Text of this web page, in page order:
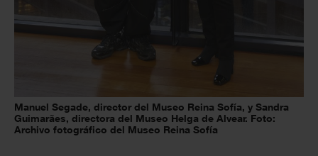
Manuel Segade, director del Museo Reina Sofía, y Sandra
Guimarães, directora del Museo Helga de Alvear. Foto:
Archivo fotográfico del Museo Reina Sofía